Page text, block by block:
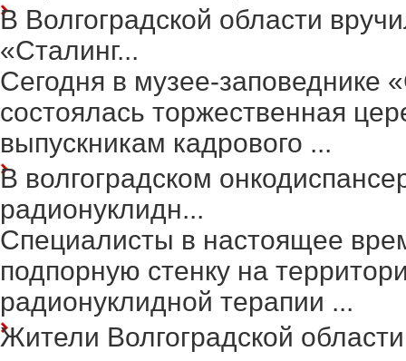
В Волгоградской области
«Сталинг...
Сегодня в музее-заповеднике
состоялась торжественная
выпускникам кадрового ...
В волгоградском
радионуклидн...
Специалисты в настоящее
подпорную стенку на
радионуклидной терапии ...
Жители Волгоградской